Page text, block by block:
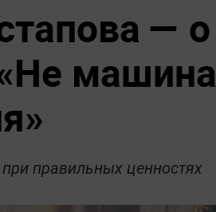
— о
машина
правильных ценностях